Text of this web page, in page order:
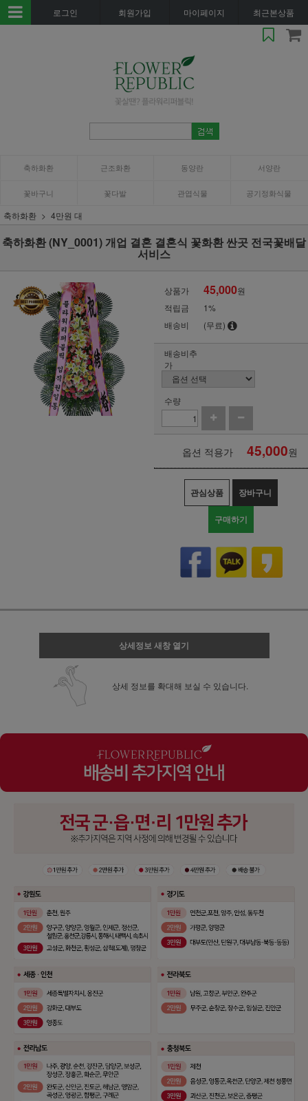
로그인 회원가입 마이페이지 최근본상품
축하화환 근조화환 동양란 서양란
꽃바구니 꽃다발 관엽식물 공기정화식물
축하화환 4만원 대
축하화환 (NY_0001) 개업 결혼 결혼식 꽃화환 싼곳 전국꽃배달
서비스
상품가 45,000원
적립금
1%
배송비
(무료)
배송비추
가
수량
옵션 적용가 45,000원
관심상품 장바구니
구매하기
상세정보 새창 열기
상세 정보를 확대해 보실 수 있습니다.